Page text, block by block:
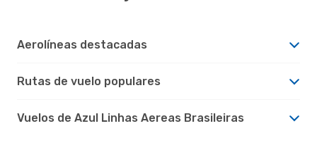
Aerolíneas destacadas
Rutas de vuelo populares
Vuelos de Azul Linhas Aereas Brasileiras